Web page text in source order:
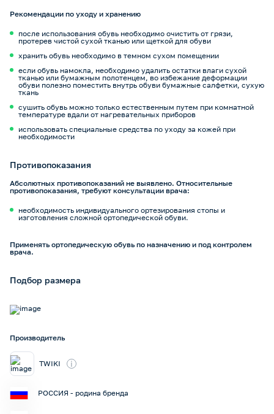
Рекомендации по уходу и хранению
после использования обувь необходимо очистить от грязи,
протерев чистой сухой тканью или щеткой для обуви
хранить обувь необходимо в темном сухом помещении
если обувь намокла, необходимо удалить остатки влаги сухой
тканью или бумажным полотенцем, во избежание деформации
обуви полезно поместить внутрь обуви бумажные салфетки, сухую
ткань
сушить обувь можно только естественным путем при комнатной
температуре вдали от нагревательных приборов
использовать специальные средства по уходу за кожей при
необходимости
Противопоказания
Абсолютных противопоказаний не выявлено. Относительные
противопоказания, требуют консультации врача:
необходимость индивидуального ортезирования стопы и
изготовления сложной ортопедической обуви.
Применять ортопедическую обувь по назначению и под контролем
врача.
Подбор размера
Производитель
TWIKI i
РОССИЯ - родина бренда